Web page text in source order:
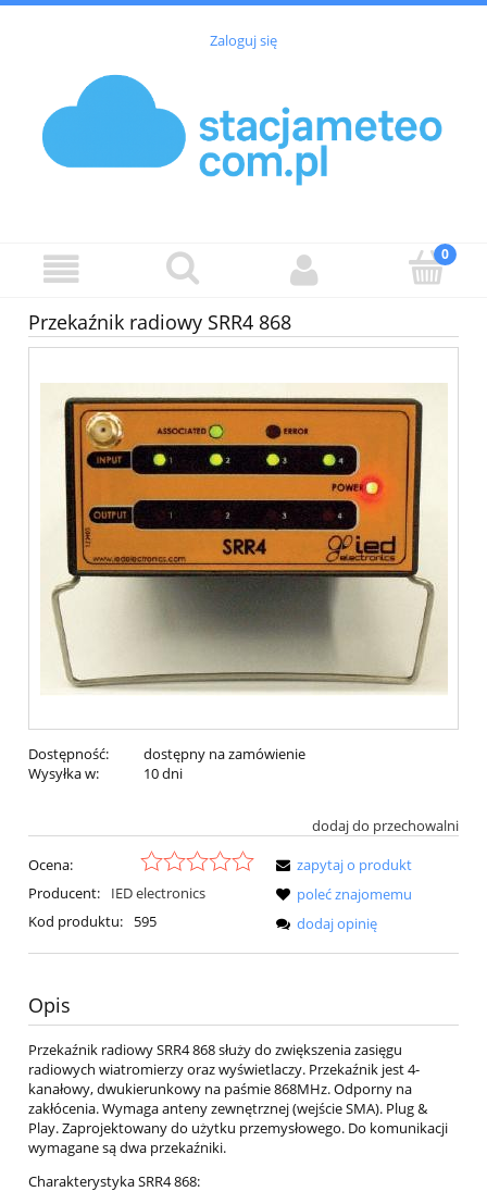
Zaloguj się
Przekaźnik radiowy SRR4 868
Dostępność:
dostępny na zamówienie
Wysyłka w:
10 dni
dodaj do przechowalni
Ocena:
Producent:
IED electronics
Kod produktu:
595
zapytaj o produkt
poleć znajomemu
dodaj opinię
Opis
Przekaźnik radiowy SRR4 868 służy do zwiększenia zasięgu
radiowych wiatromierzy oraz wyświetlaczy. Przekaźnik jest 4-
kanałowy, dwukierunkowy na paśmie 868MHz. Odporny na
zakłócenia. Wymaga anteny zewnętrznej (wejście SMA). Plug &
Play. Zaprojektowany do użytku przemysłowego. Do komunikacji
wymagane są dwa przekaźniki.
Charakterystyka SRR4 868: